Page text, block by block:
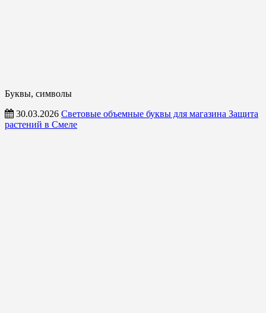
Буквы, символы
30.03.2026 Световые объемные буквы для магазина Защита
растений в Смеле